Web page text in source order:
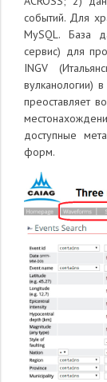
событий. Для
MySQL. База
сервис) для
INGV
вулканологии)
преоставляет
доступные
форм.